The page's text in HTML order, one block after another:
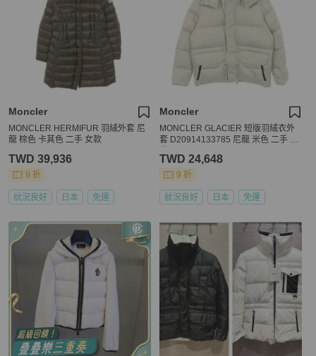
Moncler
MONCLER HERMIFUR 羽絨外套 尼
龍 棕色 卡其色 二手 女款
TWD 39,936
9 折
狀況良好 日本 免運
Moncler
MONCLER GLACIER 短版羽絨衣外
套 D20914133785 尼龍 米色 二手 男
TWD 24,648
9 折
狀況良好 日本 免運